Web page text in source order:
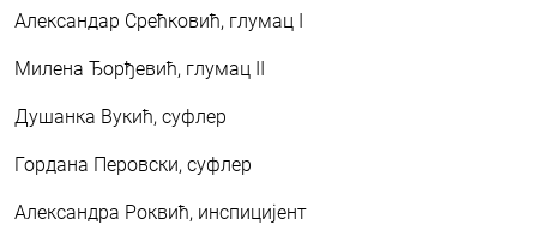
Александар Срећковић, глумац I
Милена Ђорђевић, глумац II
Душанка Вукић, суфлер
Гордана Перовски, суфлер
Александра Роквић, инспицијент